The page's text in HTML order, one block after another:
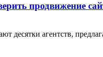
продвижение
десятки агентств,